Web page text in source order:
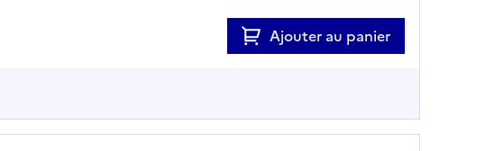
Ajouter au panier